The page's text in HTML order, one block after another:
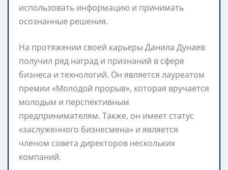
использовать информацию и принимать
осознанные решения.
На протяжении своей карьеры Данила Дунаев
получил ряд наград и признаний в сфере
бизнеса и технологий. Он является лауреатом
премии «Молодой прорыв», которая вручается
молодым и перспективным
предпринимателям. Также, он имеет статус
«заслуженного бизнесмена» и является
членом совета директоров нескольких
компаний.